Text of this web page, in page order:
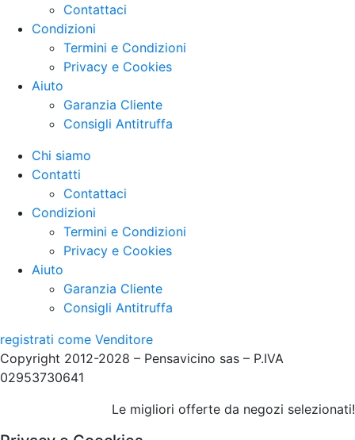
Contattaci
Condizioni
Termini e Condizioni
Privacy e Cookies
Aiuto
Garanzia Cliente
Consigli Antitruffa
Chi siamo
Contatti
Contattaci
Condizioni
Termini e Condizioni
Privacy e Cookies
Aiuto
Garanzia Cliente
Consigli Antitruffa
registrati come Venditore
Copyright 2012-2028 – Pensavicino sas – P.IVA
02953730641
Le migliori offerte da negozi selezionati!